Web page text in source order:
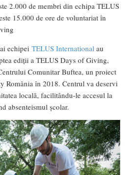
2.000 de membri din echipa TELUS
15.000 de ore de voluntariat în
echipei TELUS International au
ediții a TELUS Days of Giving,
Comunitar Buftea, un proiect
România în 2018. Centrul va deservi
locală, facilitându-le accesul la
absenteismul școlar.